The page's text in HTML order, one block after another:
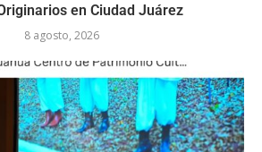
en Ciudad Juárez
8 agosto, 2026